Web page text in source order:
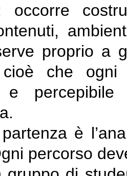
occorre
proprio a
cioè che ogni
e percepibile
è
percorso